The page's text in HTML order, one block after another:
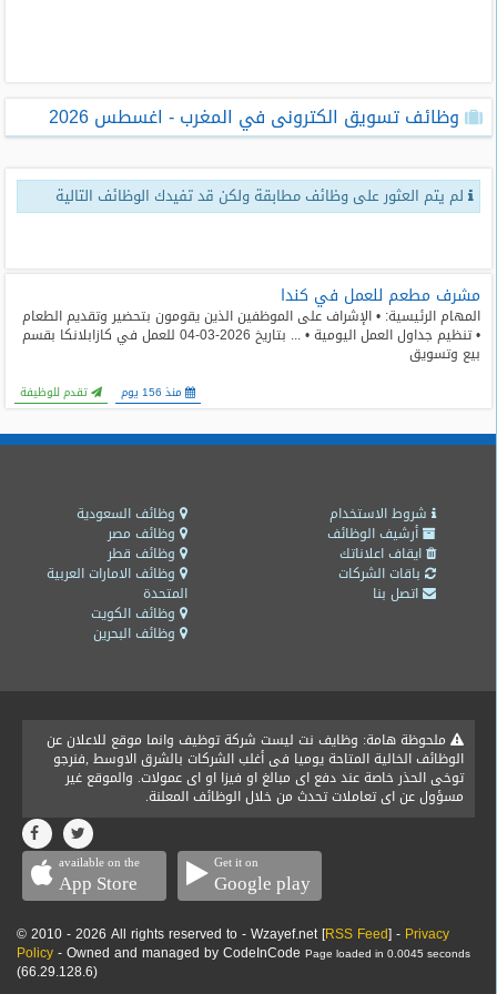
تصفح
الوظائف
وظائف
اليوم
السعودية
اليوم
وظائف
مصر
وظائف
المدونة
وظائف تسويق الكترونى في المغرب - اغسطس 2026
لم يتم العثور على وظائف مطابقة ولكن قد تفيدك الوظائف التالية
مشرف مطعم للعمل في كندا
المهام الرئيسية: • الإشراف على الموظفين الذين يقومون بتحضير وتقديم الطعام
• تنظيم جداول العمل اليومية • ... بتاريخ 2026-03-04 للعمل في كازابلانكا بقسم
بيع وتسويق
منذ 156 يوم تقدم للوظيفة
وظائف السعودية
وظائف مصر
وظائف قطر
وظائف الامارات العربية
المتحدة
وظائف الكويت
وظائف البحرين
شروط الاستخدام
أرشيف الوظائف
ايقاف اعلاناتك
باقات الشركات
اتصل بنا
ملحوظة هامة: وظايف نت ليست شركة توظيف وانما موقع للاعلان عن
الوظائف الخالية المتاحة يوميا فى أغلب الشركات بالشرق الاوسط ,فنرجو
توخى الحذر خاصة عند دفع اى مبالغ او فيزا او اى عمولات. والموقع غير
مسؤول عن اى تعاملات تحدث من خلال الوظائف المعلنة.
available on the
App Store
Get it on
Google play
© 2010 - 2026 All rights reserved to - Wzayef.net [RSS Feed] - Privacy
Policy- Owned and managed by CodeInCode Page loaded in 0.0045 seconds
(66.29.128.6)